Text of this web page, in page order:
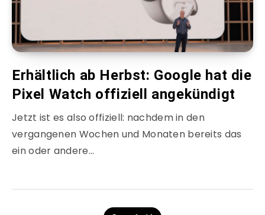
Erhältlich ab Herbst: Google hat die
Pixel Watch offiziell angekündigt
Jetzt ist es also offiziell: nachdem in den
vergangenen Wochen und Monaten bereits das
ein oder andere…